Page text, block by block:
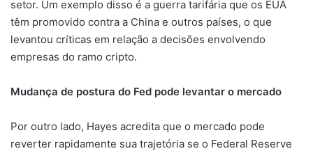
setor. Um exemplo disso é a guerra tarifária que os EUA
têm promovido contra a China e outros países, o que
levantou críticas em relação a decisões envolvendo
empresas do ramo cripto.
Mudança de postura do Fed pode levantar o mercado
Por outro lado, Hayes acredita que o mercado pode
reverter rapidamente sua trajetória se o Federal Reserve